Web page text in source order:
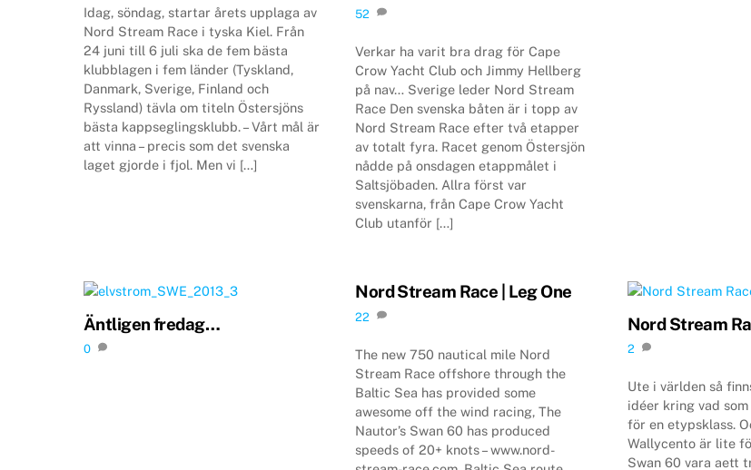
Idag, söndag, startar årets upplaga av
Nord Stream Race i tyska Kiel. Från
24 juni till 6 juli ska de fem bästa
klubblagen i fem länder (Tyskland,
Danmark, Sverige, Finland och
Ryssland) tävla om titeln Östersjöns
bästa kappseglingsklubb. – Vårt mål är
att vinna – precis som det svenska
laget gjorde i fjol. Men vi […]
52
Verkar ha varit bra drag för Cape
Crow Yacht Club och Jimmy Hellberg
på nav… Sverige leder Nord Stream
Race Den svenska båten är i topp av
Nord Stream Race efter två etapper
av totalt fyra. Racet genom Östersjön
nådde på onsdagen etappmålet i
Saltsjöbaden. Allra först var
svenskarna, från Cape Crow Yacht
Club utanför […]
Äntligen fredag…
0
Nord Stream Race | Leg One
22
The new 750 nautical mile Nord
Stream Race offshore through the
Baltic Sea has provided some
awesome off the wind racing, The
Nautor’s Swan 60 has produced
speeds of 20+ knots – www.nord-
Nord Stream
2
Ute i världen så
idéer kring vad
för en etypsklass.
Wallycento är lite
Swan 60 vara aett